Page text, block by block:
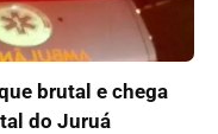
brutal e chega
do Juruá